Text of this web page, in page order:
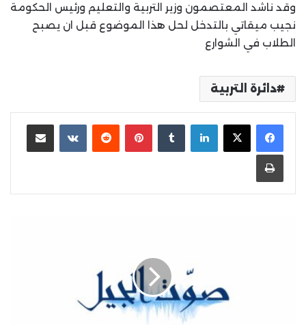
وقد ناشد المعتصمون وزير التربية والتعليم ورئيس الحكومة
نجيب ميقاتي بالتدخل لحل هذا الموضوع قبل ان يصبح
الطلاب في الشوارع
دائرة التربية
لينكدإن بينتيريست مشاركة عبر البريد
طباعة